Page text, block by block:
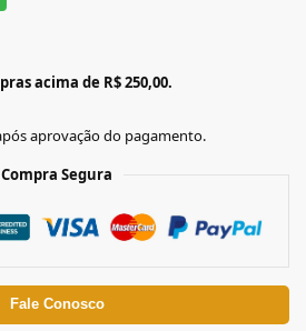
acima de R$ 250,00.
aprovação do pagamento.
Compra Segura
Fale Conosco